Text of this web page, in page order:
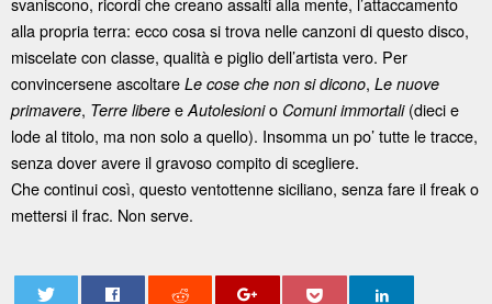
alla propria terra: ecco cosa si trova nelle canzoni di questo disco,
miscelate con classe, qualità e piglio dell’artista vero. Per
convincersene ascoltare Le cose che non si dicono, Le nuove
primavere, Terre libere eAutolesionio Comuni immortali(dieci e
lode al titolo, ma non solo a quello). Insomma un po’ tutte le tracce,
senza dover avere il gravoso compito di scegliere.
Che continui così, questo ventottenne siciliano, senza fare il freak o
mettersi il frac. Non serve.